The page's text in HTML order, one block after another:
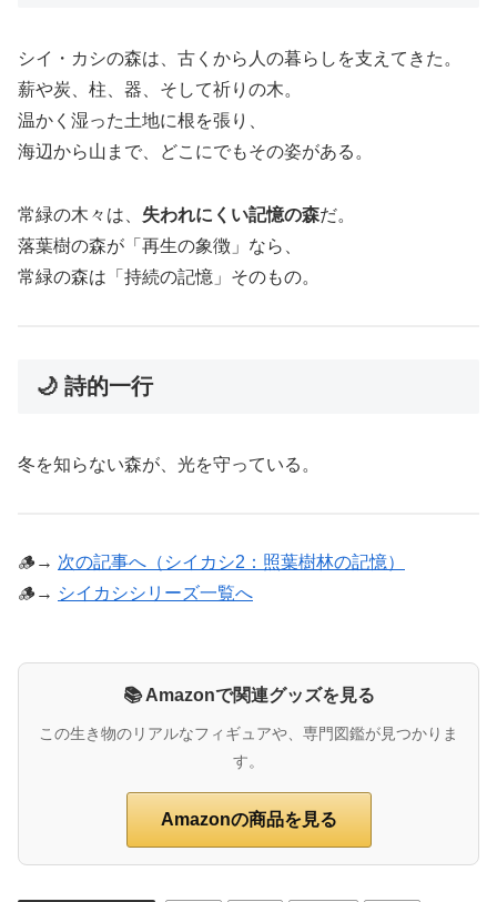
シイ・カシの森は、古くから人の暮らしを支えてきた。
薪や炭、柱、器、そして祈りの木。
温かく湿った土地に根を張り、
海辺から山まで、どこにでもその姿がある。
常緑の木々は、 失われにくい記憶の森だ。
落葉樹の森が「再生の象徴」なら、
常緑の森は「持続の記憶」そのもの。
🌙 詩的一行
冬を知らない森が、光を守っている。
🪵→ 次の記事へ（シイカシ2：照葉樹林の記憶）
🪵→ シイカシシリーズ一覧へ
📚 Amazonで関連グッズを見る
この生き物のリアルなフィギュアや、専門図鑑が見つかりま
す。
Amazonの商品を見る